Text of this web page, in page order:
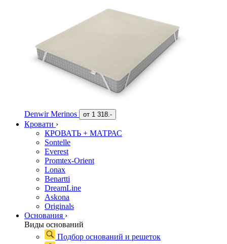
Denwir Merinos от 1 318.-
Кровати ›
КРОВАТЬ + МАТРАС
Sontelle
Everest
Promtex-Orient
Lonax
Benartti
DreamLine
Askona
Originals
Основания ›
Виды оснований
Подбор оснований и решеток